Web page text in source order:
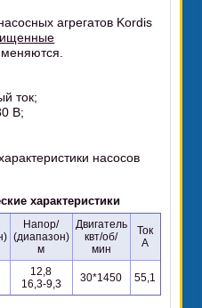
агрегатов Kordis
ток;
В;
насосов
характеристики
Напор/
(диапазон)
м
Двигатель
квт/об/
мин
Ток
А
12,8
16,3-9,3
30*1450 55,1